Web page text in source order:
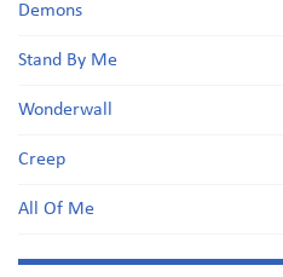
Demons
Stand By Me
Wonderwall
Creep
All Of Me